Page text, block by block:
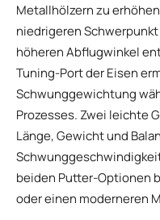
Metallhölzern zu
niedrigeren
höheren Abflugwinkel
Tuning-Port der Eisen
Schwunggewichtung
Prozesses. Zwei leichte
Länge, Gewicht und
beiden Putter-Optionen
oder einen moderneren